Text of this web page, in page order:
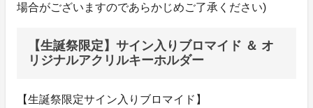
場合がございますのであらかじめご了承ください)
【生誕祭限定】サイン入りブロマイド ＆ オ
リジナルアクリルキーホルダー
【生誕祭限定サイン入りブロマイド】